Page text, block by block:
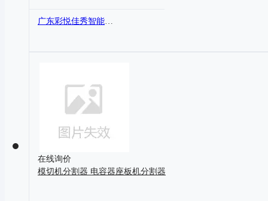
广东彩悦佳秀智能科技信息股份有限公司
在线询价
模切机分割器 电容器座板机分割器